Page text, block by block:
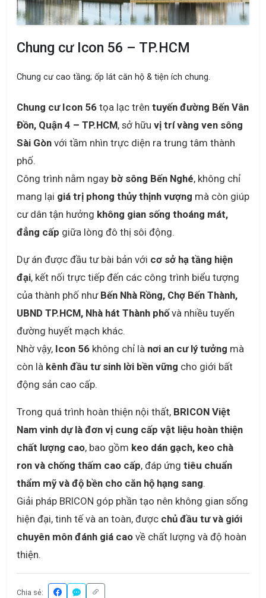
Chung cư Icon 56 – TP.HCM
Chung cư cao tầng; ốp lát căn hộ & tiện ích chung.
Chung cư Icon 56 tọa lạc trên tuyến đường Bến Vân
Đồn, Quận 4 – TP.HCM, sở hữu vị trí vàng ven sông
Sài Gòn với tầm nhìn trực diện ra trung tâm thành
phố.
Công trình nằm ngay bờ sông Bến Nghé, không chỉ
mang lại giá trị phong thủy thịnh vượng mà còn giúp
cư dân tận hưởng không gian sống thoáng mát,
đẳng cấp giữa lòng đô thị sôi động.
Dự án được đầu tư bài bản với cơ sở hạ tầng hiện
đại, kết nối trực tiếp đến các công trình biểu tượng
của thành phố như Bến Nhà Rồng, Chợ Bến Thành,
UBND TP.HCM, Nhà hát Thành phốvà nhiều tuyến
đường huyết mạch khác.
Nhờ vậy, Icon 56 không chỉ là nơi an cư lý tưởng mà
còn là kênh đầu tư sinh lời bền vững cho giới bất
động sản cao cấp.
Trong quá trình hoàn thiện nội thất, BRICON Việt
Nam vinh dự là đơn vị cung cấp vật liệu hoàn thiện
chất lượng cao, bao gồm keo dán gạch, keo chà
ron và chống thấm cao cấp, đáp ứng tiêu chuẩn
thẩm mỹ và độ bền cho căn hộ hạng sang.
Giải pháp BRICON góp phần tạo nên không gian sống
hiện đại, tinh tế và an toàn, được chủ đầu tư và giới
chuyên môn đánh giá cao về chất lượng và độ hoàn
thiện.
Chia sẻ: